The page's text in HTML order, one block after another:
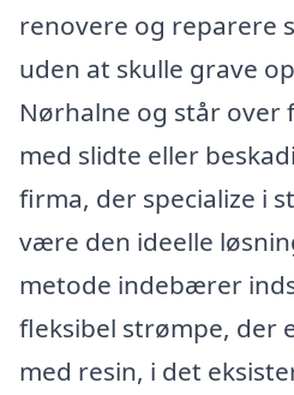
renovere og reparere
uden at skulle grave
Nørhalne og står
med slidte eller
firma, der specialize i
være den ideelle
metode indebærer
fleksibel strømpe, der
med resin, i det